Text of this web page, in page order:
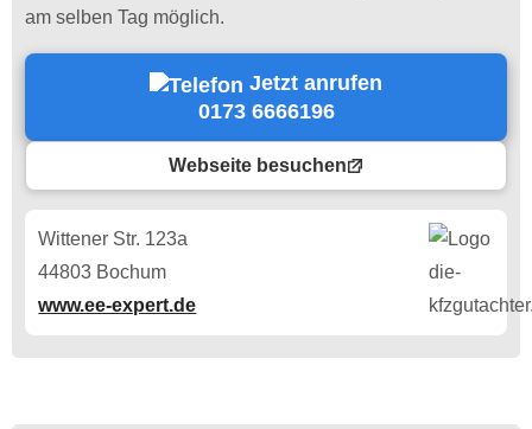
am selben Tag möglich.
Jetzt anrufen
0173 6666196
Webseite besuchen
Wittener Str. 123a
44803 Bochum
www.ee-expert.de